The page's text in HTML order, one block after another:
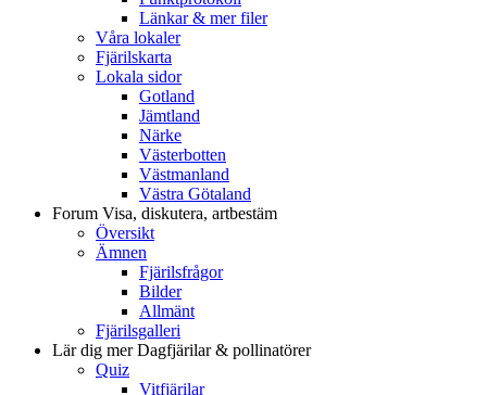
Länkar & mer filer
Våra lokaler
Fjärilskarta
Lokala sidor
Gotland
Jämtland
Närke
Västerbotten
Västmanland
Västra Götaland
Forum Visa, diskutera, artbestäm
Översikt
Ämnen
Fjärilsfrågor
Bilder
Allmänt
Fjärilsgalleri
Lär dig merDagfjärilar & pollinatörer
Quiz
Vitfjärilar